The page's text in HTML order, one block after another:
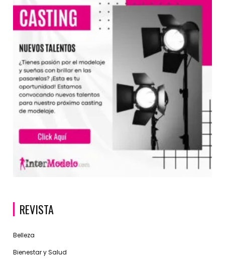
REVISTA
Belleza
Bienestar y Salud